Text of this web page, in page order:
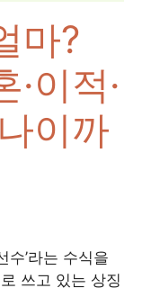
마?
이적·
이까
수’라는 수식을
쓰고 있는 상징